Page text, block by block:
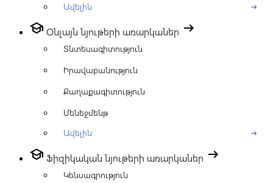
Ավելին
arrow_right_alt
school Օնլայն նյութերի առարկաներ arrow_right_alt
Տնտեսագիտություն
Իրավաբանություն
Քաղաքագիտություն
Մենեջմենթ
Ավելին
arrow_right_alt
school Ֆիզիկական նյութերի առարկաներ arrow_right_alt
Կենսագրություն